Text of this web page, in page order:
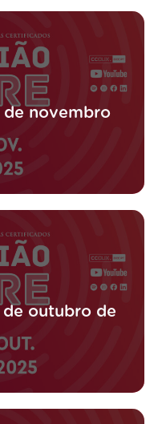
de novembro
outubro de